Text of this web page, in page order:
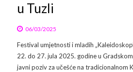
u Tuzli
06/03/2025
Festival umjetnosti i mladih
22. do 27. jula 2025. godine u
javni poziv za učešće na tradicionalnom